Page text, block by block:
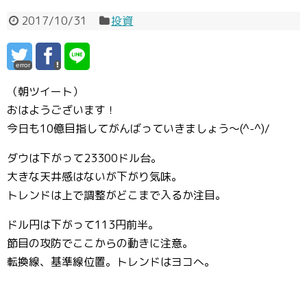
2017/10/31 投資
error
（朝ツイート）
おはようございます！
今日も10億目指してがんばっていきましょう〜(^-^)/
ダウは下がって23300ドル台。
大きな天井感はないが下がり気味。
トレンドは上で調整がどこまで入るか注目。
ドル円は下がって113円前半。
節目の攻防でここからの動きに注意。
転換線、基準線位置。トレンドはヨコへ。